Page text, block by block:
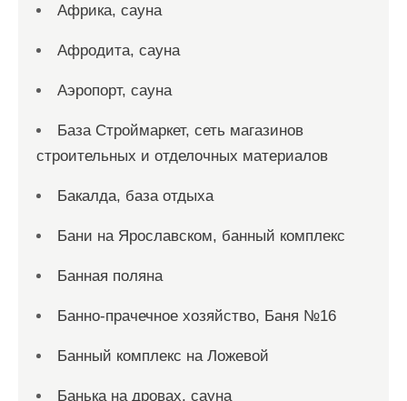
Африка, сауна
Афродита, сауна
Аэропорт, сауна
База Строймаркет, сеть магазинов
строительных и отделочных материалов
Бакалда, база отдыха
Бани на Ярославском, банный комплекс
Банная поляна
Банно-прачечное хозяйство, Баня №16
Банный комплекс на Ложевой
Банька на дровах, сауна